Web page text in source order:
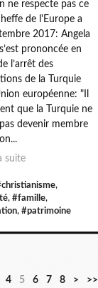
ne respecte pas ce
de l'Europe a
2017: Angela
prononcée en
l’arrêt des
de la Turquie
européenne: "Il
que la Turquie ne
devenir membre
suite
,
, #famille,
, #patrimoine
4 5 6 7 8 > >>